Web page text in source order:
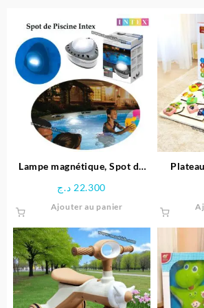
Lampe magnétique, Spot de
22.300 د.ج
Ajouter au panier